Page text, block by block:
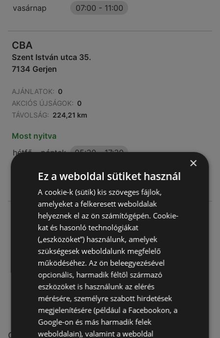
vasárnap
07:00 - 11:00
CBA
Szent István utca 35.
7134 Gerjen
AJÁNLATOK: 0
AKCIÓS ÚJSÁGOK: 0
TÁVOLSÁG: 224,21 km
Most nyitva
hétfő - péntek
05:30-17:30
Gerjen, 7134
7134 Gerjen
AJÁNLATOK: 0
AKCIÓS ÚJSÁGOK: 0
TÁVOLSÁG: 224,23 km
CBA üzletek itt:
×
Ez a weboldal sütiket használ
A cookie-k (sütik) kis szöveges fájlok,
amelyeket a felkeresett weboldalak
helyeznek el az ön számítógépén. Cookie-
kat és hasonló technológiákat
(„eszközöket”) használunk, amelyek
szükségesek weboldalunk megfelelő
működéséhez. Az ön beleegyezésével
opcionális, harmadik féltől származó
eszközöket is használunk az elérés
mérésére, személyre szabott hirdetések
megjelenítésére (például a Facebookon, a
Google-on és más harmadik felek
weboldalain), valamint a weboldal